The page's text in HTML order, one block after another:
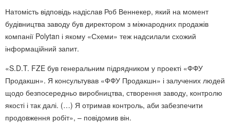
Натомість відповідь надіслав Роб Веннекер, який на момент
будівництва заводу був директором з міжнародних продажів
компанії Polytan і якому «Схеми» теж надсилали схожий
інформаційний запит.
«S.D.T. FZE був генеральним підрядником у проекті «ФФУ
Продакшн». Я консультував «ФФУ Продакшн» і залучених людей
щодо безпосередньо виробництва, створення заводу, контролю
якості і так далі. (…) Я отримав контроль, аби забезпечити
продовження робіт», – повідомив він.